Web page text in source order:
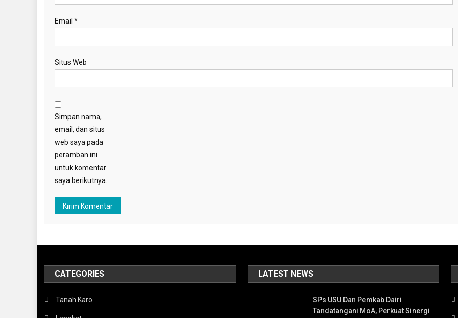
Email *
Situs Web
Simpan nama,
email, dan situs
web saya pada
peramban ini
untuk komentar
saya berikutnya.
CATEGORIES
Tanah Karo
LATEST NEWS
SPs USU Dan Pemkab Dairi
Tandatangani MoA, Perkuat Sinergi